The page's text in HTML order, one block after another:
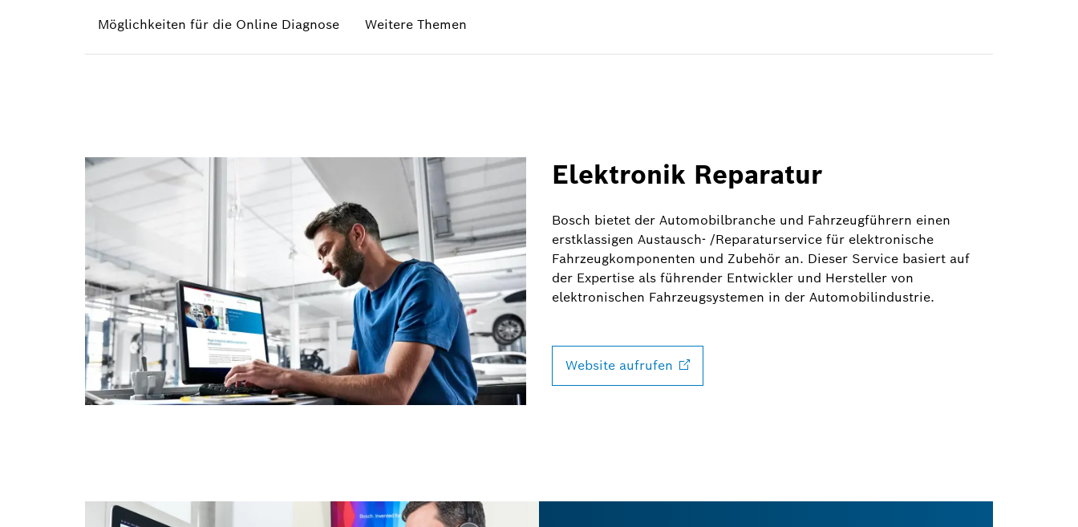
Möglichkeiten für die Online Diagnose Weitere Themen
Elektronik Reparatur
Bosch bietet der Automobilbranche und Fahrzeugführern einen
erstklassigen Austausch- /Reparaturservice für elektronische
Fahrzeugkomponenten und Zubehör an. Dieser Service basiert auf
der Expertise als führender Entwickler und Hersteller von
elektronischen Fahrzeugsystemen in der Automobilindustrie.
Website aufrufen